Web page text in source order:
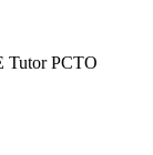
Tutor PCTO